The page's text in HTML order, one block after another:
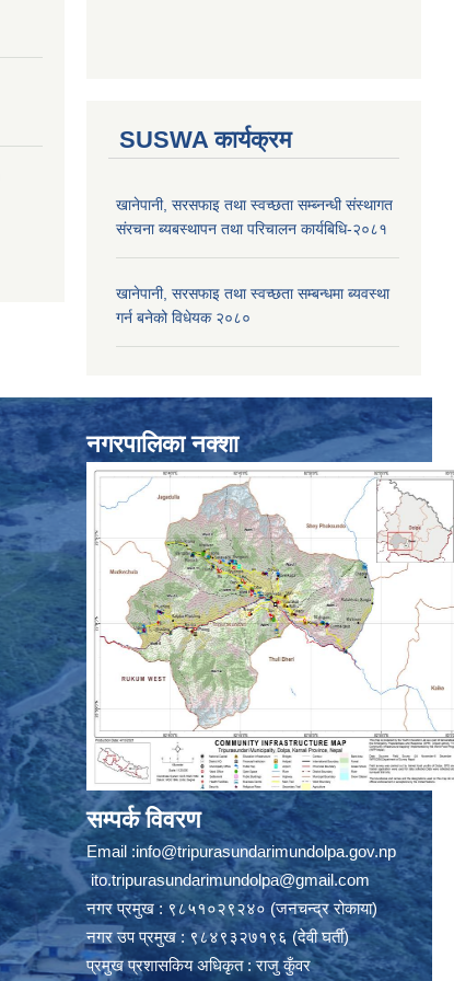
SUSWA कार्यक्रम
खानेपानी, सरसफाइ तथा स्वच्छता सम्ब्नन्धी संस्थागत
संरचना ब्यबस्थापन तथा परिचालन कार्यबिधि-२०८१
खानेपानी, सरसफाइ तथा स्वच्छता सम्बन्धमा ब्यवस्था
गर्न बनेको विधेयक २०८०
नगरपालिका नक्शा
सम्पर्क विवरण
Email :info@tripurasundarimundolpa.gov.np
ito.tripurasundarimundolpa@gmail.com
नगर प्रमुख : ९८५१०२९२४० (जनचन्द्र रोकाया)
नगर उप प्रमुख : ९८४९३२७१९६ (देवी घर्ती)
प्रमुख प्रशासकिय अधिकृत : राजु कुँवर